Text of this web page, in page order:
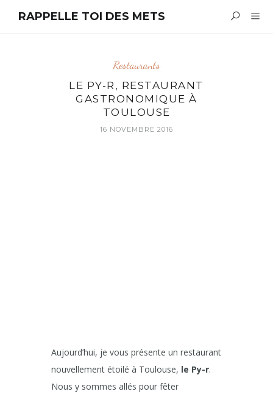
RAPPELLE TOI DES METS
Restaurants
LE PY-R, RESTAURANT
GASTRONOMIQUE À
TOULOUSE
16 NOVEMBRE 2016
Aujourd’hui, je vous présente un restaurant
nouvellement étoilé à Toulouse, le Py-r.
Nous y sommes allés pour fêter